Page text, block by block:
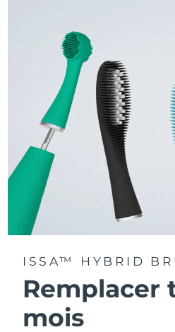
La technologie Sonic Pulse
minute.
Accédez à des modes de
l'application FOREO For You.
ISSA™ HYBRID
Remplacer
mois